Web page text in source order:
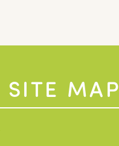
SITE MAP